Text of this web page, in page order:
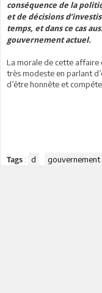
conséquence de la
et de décisions
temps, et dans ce cas
gouvernement actuel.
La morale de cette affaire
très modeste en parlant
d’être honnête et
Tags : d gouvernement